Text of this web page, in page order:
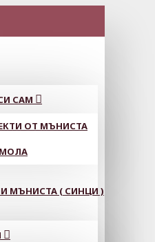
САМ
ОТ МЪНИСТА
МЪНИСТА ( СИНЦИ )